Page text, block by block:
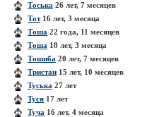
Тоська 26 лет, 7 месяцев
Тот16 лет, 3 месяца
Тоша 22 года, 11 месяцев
Тоша 18 лет, 3 месяца
Тошиба 20 лет, 7 месяцев
Тристан 15 лет, 10 месяцев
Туська 27 лет
Туся 17 лет
Туча 16 лет, 4 месяца